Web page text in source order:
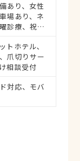
液・免疫系
寄生虫、心
患、呼吸器
瘍・がん、
口腔系疾
あり、女性
場あり、ネ
診療、祝日
トホテル、
爪切りサー
相談受付
対応、モバ